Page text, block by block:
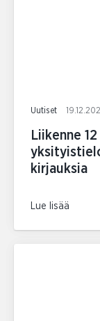
Uutiset
Liikenne
kirjauksia
Lue lisää